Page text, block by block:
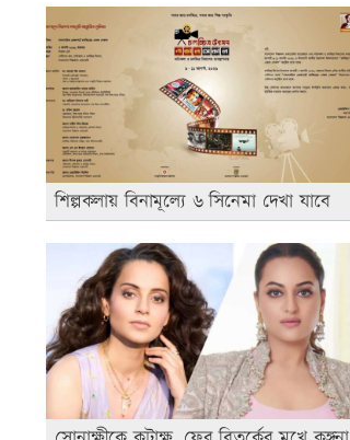
শিল্পকলায় বিনামূল্যে ৬ সিনেমা দেখা যাবে